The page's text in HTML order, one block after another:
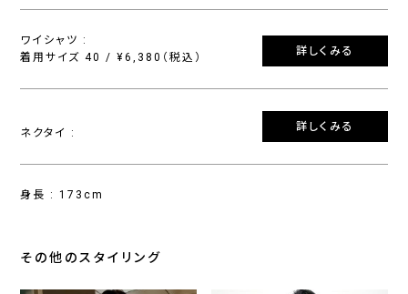
ワイシャツ :
着用サイズ 40 / ¥6,380（税込）
詳しくみる
ネクタイ :
詳しくみる
身長 : 173cm
その他のスタイリング